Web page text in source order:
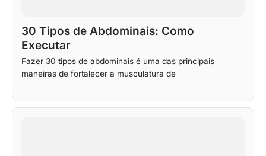
30 Tipos de Abdominais: Como
Executar
Fazer 30 tipos de abdominais é uma das principais
maneiras de fortalecer a musculatura de